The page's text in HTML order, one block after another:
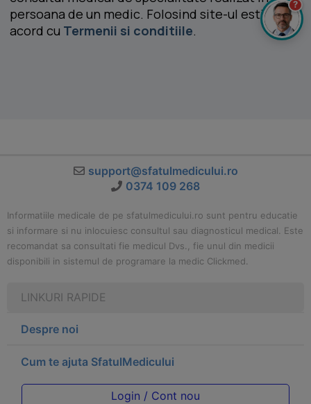
persoana de un medic. Folosind site-ul esti de
acord cu Termenii si conditiile.
support@sfatulmedicului.ro
0374 109 268
Informatiile medicale de pe sfatulmedicului.ro sunt pentru educatie
si informare si nu inlocuiesc consultul sau diagnosticul medical. Este
recomandat sa consultati fie medicul Dvs., fie unul din medicii
disponibili in sistemul de programare la medic Clickmed.
LINKURI RAPIDE
Despre noi
Cum te ajuta SfatulMedicului
Login / Cont nou
?